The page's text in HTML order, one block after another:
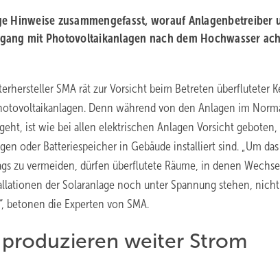
Hinweise zusammengefasst, worauf Anlagenbetreiber
mit Photovoltaikanlagen nach dem Hochwasser
SMA rät zur Vorsicht beim Betreten überfluteter
Denn während von den Anlagen im
ist wie bei allen elektrischen Anlagen Vorsicht
oder Batteriespeicher in Gebäude installiert sind. „Um
zu vermeiden, dürfen überflutete Räume, in denen
der Solaranlage noch unter Spannung stehen, nicht
betonen die Experten von SMA.
weiter Strom